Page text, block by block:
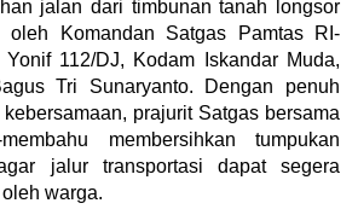
jalan dari timbunan tanah longsor
oleh Komandan Satgas Pamtas RI-
112/DJ, Kodam Iskandar Muda,
Tri Sunaryanto. Dengan penuh
prajurit Satgas bersama
membersihkan tumpukan
jalur transportasi dapat segera
warga.